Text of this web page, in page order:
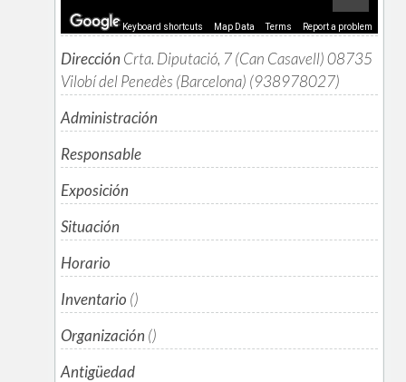
Keyboard shortcuts Map Data Terms Report a problem
Dirección Crta. Diputació, 7 (Can Casavell) 08735
Vilobí del Penedès (Barcelona) (938978027)
Administración
Responsable
Exposición
Situación
Horario
Inventario ()
Organización ()
Antigüedad